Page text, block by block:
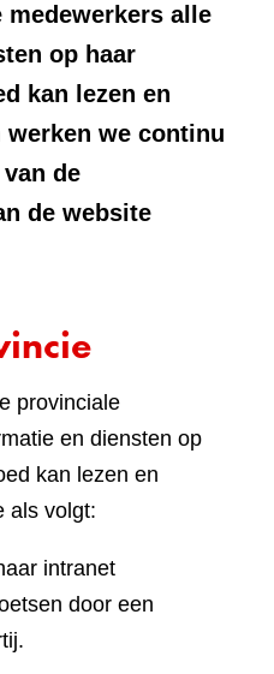
alle
op haar
kan lezen en
werken we continu
de
de website
provinciale
en diensten op
kan lezen en
als volgt:
intranet
door een